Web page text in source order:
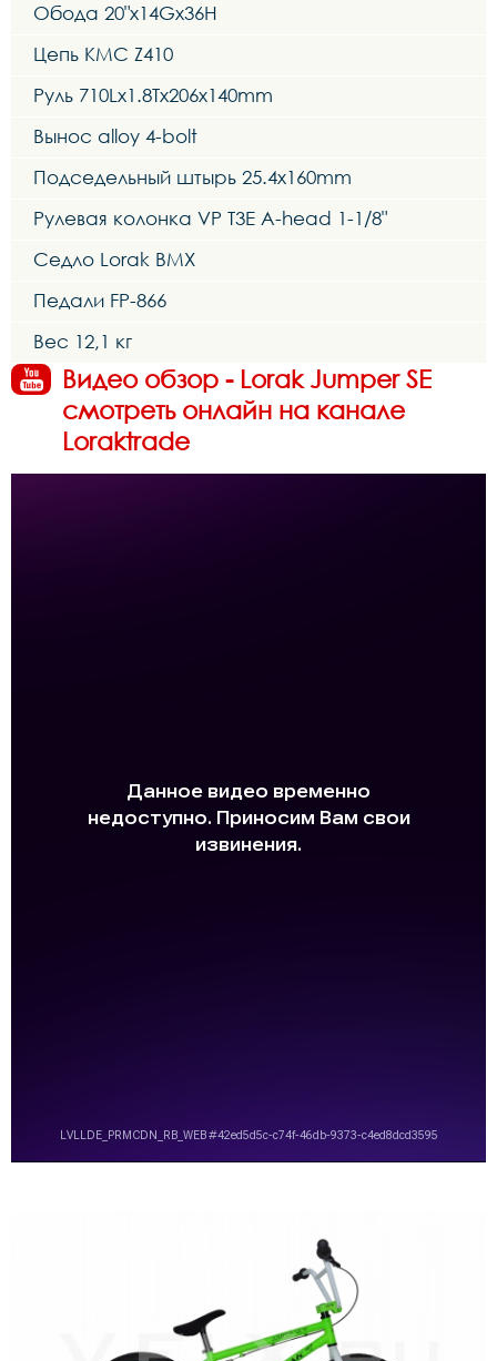
Обода 20"x14Gx36H
Цепь KMC Z410
Руль 710Lx1.8Tx206x140mm
Вынос alloy 4-bolt
Подседельный штырь 25.4x160mm
Рулевая колонка VP T3E A-head 1-1/8"
Седло Lorak BMX
Педали FP-866
Вес 12,1 кг
Видео обзор - Lorak Jumper SE
смотреть онлайн на канале
Loraktrade